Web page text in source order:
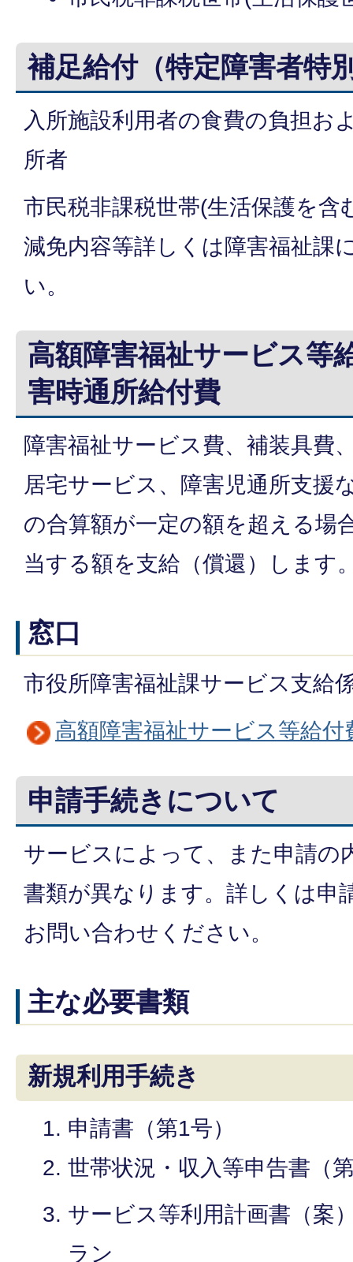
補足給付（特定障害者特
入所施設利用者の食費の負担お
所者
市民税非課税世帯(生活保護を含
減免内容等詳しくは障害福祉課
い。
高額障害福祉サービス等
害時通所給付費
障害福祉サービス費、補装具費
居宅サービス、障害児通所支援
の合算額が一定の額を超える場
当する額を支給（償還）します
窓口
市役所障害福祉課サービス支給
高額障害福祉サービス等給
申請手続きについて
サービスによって、また申請の
書類が異なります。詳しくは申
お問い合わせください。
主な必要書類
新規利用手続き
申請書（第1号）
世帯状況・収入等申告書（
サービス等利用計画書（案
ラン